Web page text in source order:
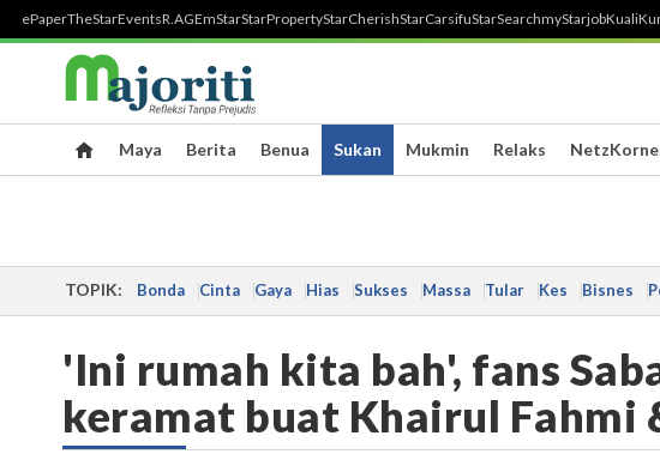
ePaperTheStarEventsR.AGEmStarStarPropertyStarCherishStarCarsifuStarSearchmyStarjobKuali
Maya Berita Benua Sukan Mukmin Relaks
TOPIK: Bonda Cinta Gaya Hias Sukses Massa Tular Kes Bisnes
'Ini rumah kita bah', fans
keramat buat Khairul Fahmi